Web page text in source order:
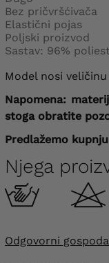
Bez pričvršćivača
Elastični pojas
Poljski proizvod
Sastav: 96%
Model nosi
Napomena:
stoga obratite
Predlažemo
Njega
Odgovorni